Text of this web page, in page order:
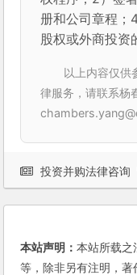
册和公司章程；
股权或外商投资
以上内容仅供
律服务，请联系杨
投资并购法律咨询
本站声明：本站所载之
等，除非另有注明，